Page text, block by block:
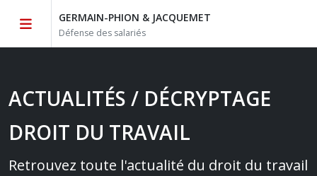
GERMAIN-PHION & JACQUEMET
Défense des salariés
ACTUALITÉS / DÉCRYPTAGE
DROIT DU TRAVAIL
Retrouvez toute l'actualité du droit du travail